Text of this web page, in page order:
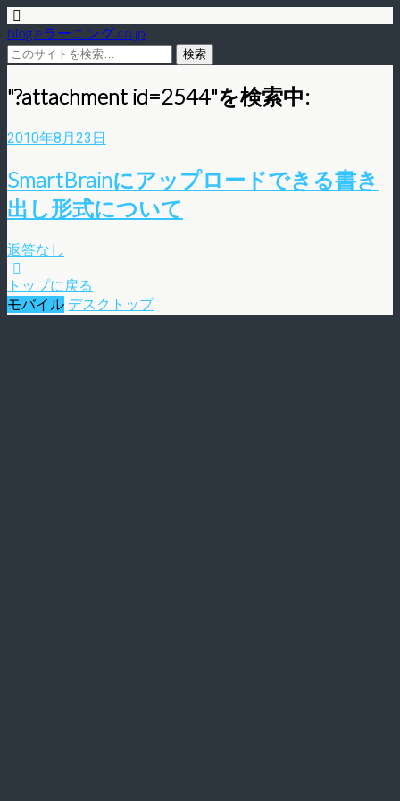
blog.eラーニング.co.jp
"?attachment id=2544"を検索中:
2010年8月23日
SmartBrainにアップロードできる書き
出し形式について
返答なし
トップに戻る
モバイル デスクトップ